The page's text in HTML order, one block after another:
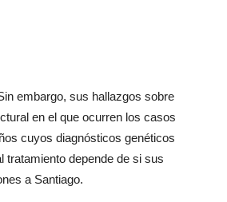
embargo, sus hallazgos sobre
en el que ocurren los casos
cuyos diagnósticos genéticos
depende de si sus
a Santiago.